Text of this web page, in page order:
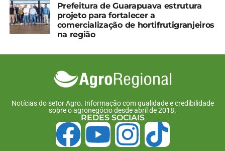
Prefeitura de Guarapuava estrutura
projeto para fortalecer a
comercialização de hortifrutigranjeiros
na região
Notícias do setor Agro. Informação com qualidade e credibilidade
sobre o agronegócio desde abril de 2018.
REDES SOCIAIS